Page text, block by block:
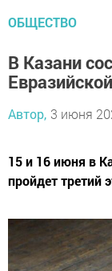
ОБЩЕСТВО
В Казани
Автор, 3 июня
15 и 16 июня в
пройдет третий